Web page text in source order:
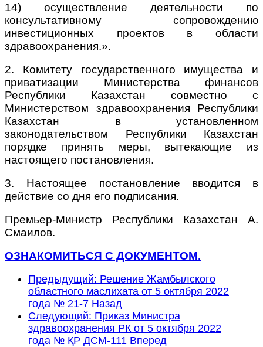
14) осуществление деятельности по
консультативному сопровождению
инвестиционных проектов в области
здравоохранения.».
2. Комитету государственного имущества и
приватизации Министерства финансов
Республики Казахстан совместно с
Министерством здравоохранения Республики
Казахстан в установленном
законодательством Республики Казахстан
порядке принять меры, вытекающие из
настоящего постановления.
3. Настоящее постановление вводится в
действие со дня его подписания.
Премьер-Министр Республики Казахстан А.
Смаилов.
ОЗНАКОМИТЬСЯ С ДОКУМЕНТОМ.
Предыдущий: Решение Жамбылского
областного маслихата от 5 октября 2022
года № 21-7 Назад
Следующий: Приказ Министра
здравоохранения РК от 5 октября 2022
года № ҚР ДСМ-111 Вперед